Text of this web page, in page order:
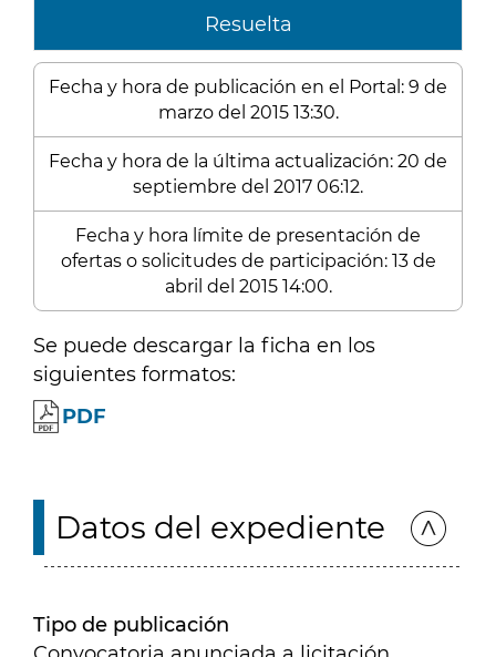
Resuelta
Fecha y hora de publicación en el Portal: 9 de
marzo del 2015 13:30.
Fecha y hora de la última actualización: 20 de
septiembre del 2017 06:12.
Fecha y hora límite de presentación de
ofertas o solicitudes de participación: 13 de
abril del 2015 14:00.
Se puede descargar la ficha en los
siguientes formatos:
PDF
Datos del expediente
Tipo de publicación